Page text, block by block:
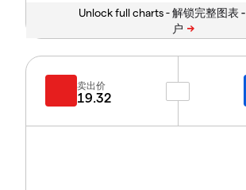
Unlock full charts -
卖出价
19.32